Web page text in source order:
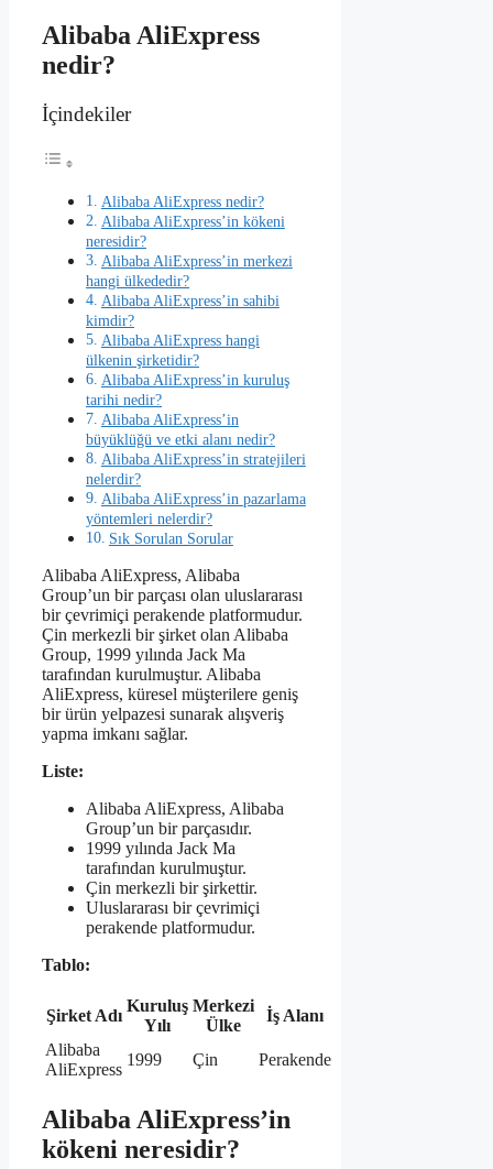
Alibaba AliExpress
nedir?
İçindekiler
Alibaba AliExpress nedir?
Alibaba AliExpress’in kökeni
neresidir?
Alibaba AliExpress’in merkezi
hangi ülkededir?
Alibaba AliExpress’in sahibi
kimdir?
Alibaba AliExpress hangi
ülkenin şirketidir?
Alibaba AliExpress’in kuruluş
tarihi nedir?
Alibaba AliExpress’in
büyüklüğü ve etki alanı nedir?
Alibaba AliExpress’in stratejileri
nelerdir?
Alibaba AliExpress’in pazarlama
yöntemleri nelerdir?
Sık Sorulan Sorular
Alibaba AliExpress, Alibaba
Group’un bir parçası olan uluslararası
bir çevrimiçi perakende platformudur.
Çin merkezli bir şirket olan Alibaba
Group, 1999 yılında Jack Ma
tarafından kurulmuştur. Alibaba
AliExpress, küresel müşterilere geniş
bir ürün yelpazesi sunarak alışveriş
yapma imkanı sağlar.
Liste:
Alibaba AliExpress, Alibaba
Group’un bir parçasıdır.
1999 yılında Jack Ma
tarafından kurulmuştur.
Çin merkezli bir şirkettir.
Uluslararası bir çevrimiçi
perakende platformudur.
Tablo:
Şirket Adı
Kuruluş
Yılı
Merkezi
Ülke
İş Alanı
Alibaba
AliExpress
1999 Çin Perakende
Alibaba AliExpress’in
kökeni neresidir?